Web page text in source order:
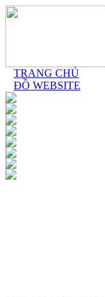
TRANG CHỦ
ĐỒ WEBSITE